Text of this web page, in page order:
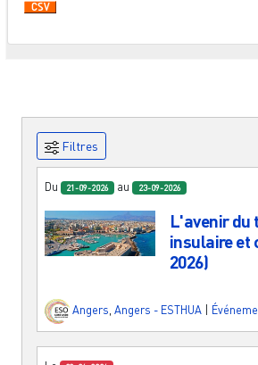
Filtres
Du 21-09-2026 au 23-09-2026
L'avenir du
insulaire et
2026)
Angers, Angers - ESTHUA